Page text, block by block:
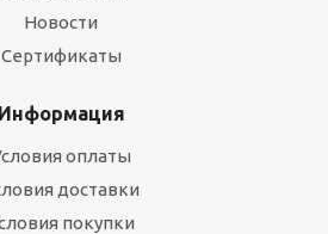
Новости
Сертификаты
Информация
оплаты
доставки
покупки